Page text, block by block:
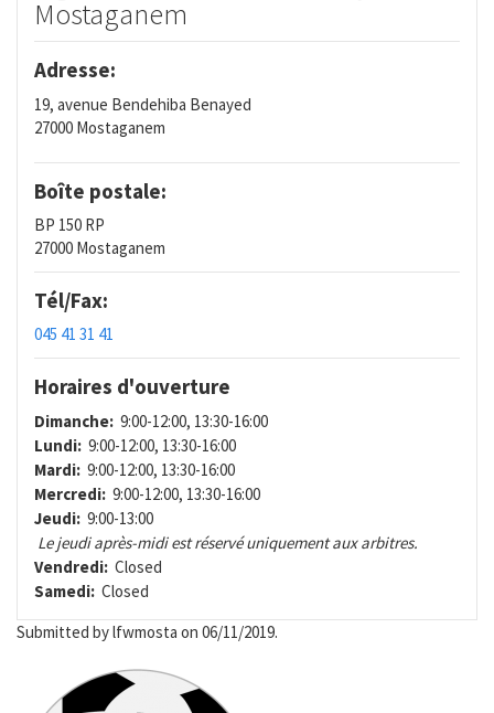
Mostaganem
Adresse:
19, avenue Bendehiba Benayed
27000 Mostaganem
Boîte postale:
BP 150 RP
27000 Mostaganem
Tél/Fax:
045 41 31 41
Horaires d'ouverture
Dimanche: 9:00-12:00, 13:30-16:00
Lundi: 9:00-12:00, 13:30-16:00
Mardi: 9:00-12:00, 13:30-16:00
Mercredi: 9:00-12:00, 13:30-16:00
Jeudi: 9:00-13:00
Le jeudi après-midi est réservé uniquement aux arbitres.
Vendredi: Closed
Samedi: Closed
Submitted bylfwmosta on 06/11/2019.